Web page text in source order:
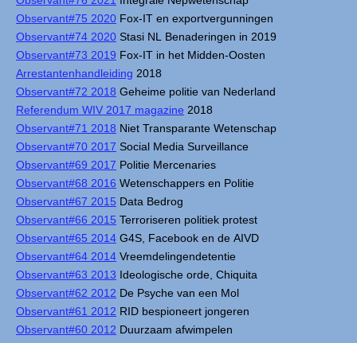
Observant#75 2020 Fox-IT en exportvergunningen
Observant#74 2020 Stasi NL Benaderingen in 2019
Observant#73 2019 Fox-IT in het Midden-Oosten
Arrestantenhandleiding 2018
Observant#72 2018 Geheime politie van Nederland
Referendum WIV 2017 magazine 2018
Observant#71 2018 Niet Transparante Wetenschap
Observant#70 2017 Social Media Surveillance
Observant#69 2017 Politie Mercenaries
Observant#68 2016 Wetenschappers en Politie
Observant#67 2015 Data Bedrog
Observant#66 2015 Terroriseren politiek protest
Observant#65 2014 G4S, Facebook en de AIVD
Observant#64 2014 Vreemdelingendetentie
Observant#63 2013 Ideologische orde, Chiquita
Observant#62 2012 De Psyche van een Mol
Observant#61 2012 RID bespioneert jongeren
Observant#60 2012 Duurzaam afwimpelen